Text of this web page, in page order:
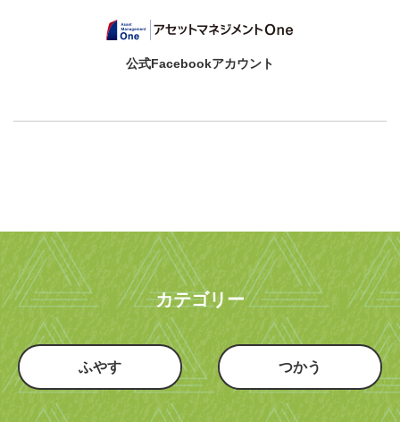
公式Facebookアカウント
カテゴリー
ふやす つかう